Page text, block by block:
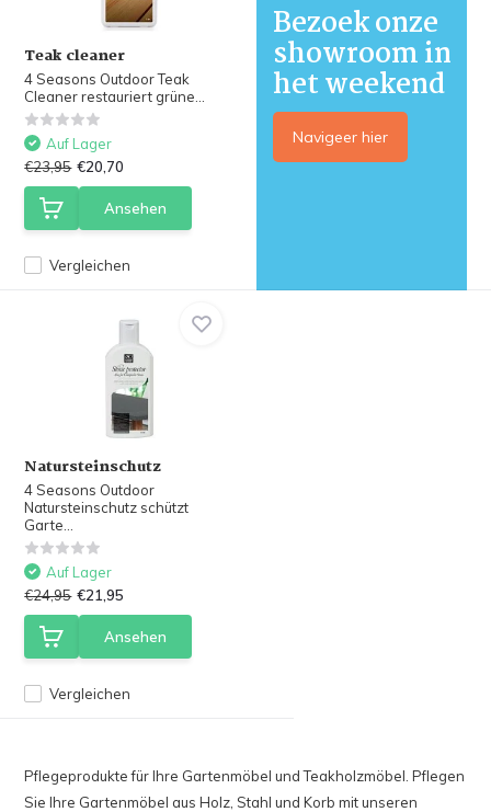
Teak cleaner
4 Seasons Outdoor Teak
Cleaner restauriert grüne...
Vergleichen
Auf Lager
€23,95 €20,70
Ansehen
Bezoek onze
showroom in
het weekend
Navigeer hier
Natursteinschutz
4 Seasons Outdoor
Natursteinschutz schützt
Garte...
Vergleichen
Auf Lager
€24,95 €21,95
Ansehen
Pflegeprodukte für Ihre Gartenmöbel und Teakholzmöbel. Pflegen
Sie Ihre Gartenmöbel aus Holz, Stahl und Korb mit unseren